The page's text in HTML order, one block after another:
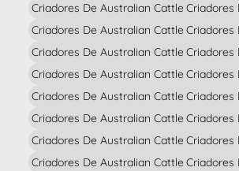
Criadores De Australian Cattle Dog En
Criadores De Australian Cattle Dog En
Criadores De Australian Cattle Dog En
Criadores De Australian Cattle Dog En
Criadores De Australian Cattle Dog En
Criadores De Australian Cattle Dog En
Criadores De Australian Cattle Dog En
Criadores De Australian Cattle Dog En
Criadores
Criadores
Criadores
Criadores
Criadores
Criadores
Criadores
Criadores